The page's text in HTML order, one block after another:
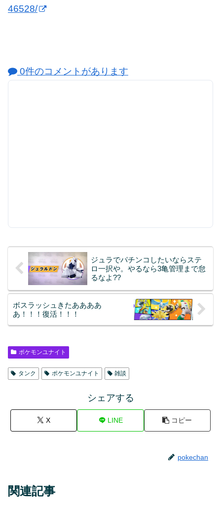
46528/
0件のコメントがあります
ジュラでパチンコしたいならステ
ロ一択や。やるなら3亀管理まで怠
るなよ??
ボスラッシュきたああああ
あ！！！復活！！！
ポケモンユナイト
タンク ポケモンユナイト 雑談
シェアする
X LINE コピー
pokechan
関連記事